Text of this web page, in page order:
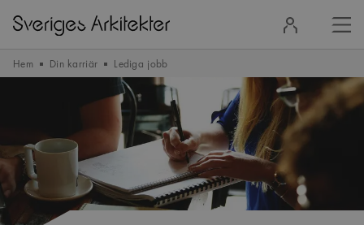
in
Hem Din karriär Lediga jobb